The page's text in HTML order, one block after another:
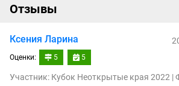
Отзывы
Ксения Ларина
Оценки: 5 5
Участник: Кубок Неоткрытые края 2022 |